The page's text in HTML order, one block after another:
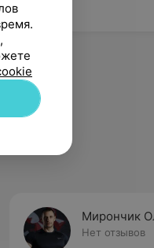
Мирончик
Нет отзывов